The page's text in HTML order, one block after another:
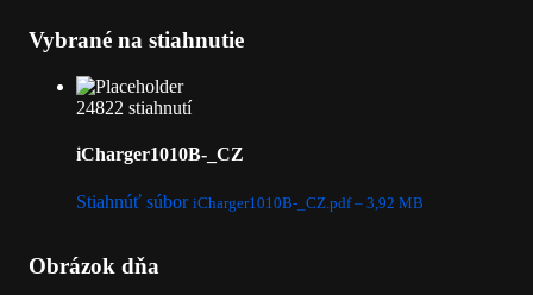
Vybrané na stiahnutie
24822 stiahnutí
iCharger1010B-_CZ
Stiahnúť súbor iCharger1010B-_CZ.pdf – 3,92 MB
Obrázok dňa